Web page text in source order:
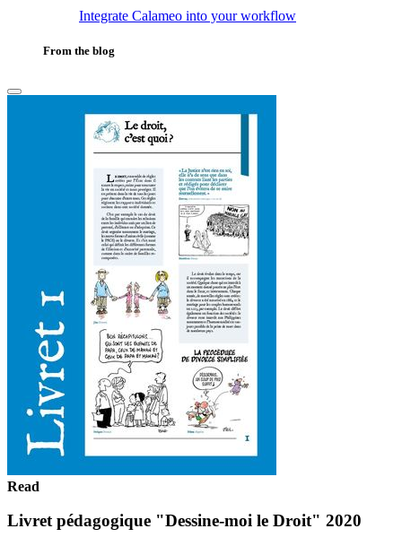
Integrate Calameo into your workflow
From the blog
Read
Livret pédagogique "Dessine-moi le Droit" 2020